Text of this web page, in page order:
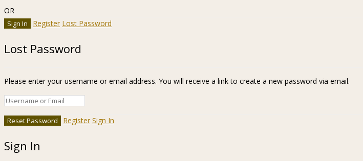
OR
Register Lost Password
Lost Password
Please enter your username or email address. You will receive a link to create a new password via email.
Register Sign In
Sign In